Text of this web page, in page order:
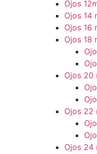
Ojos
Ojos 14
Ojos 16
Ojos 18
Ojos 20
Ojos 22
Ojos 24